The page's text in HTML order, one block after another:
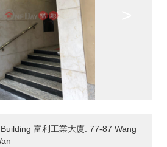
富利工業大廈. 77-87 Wang